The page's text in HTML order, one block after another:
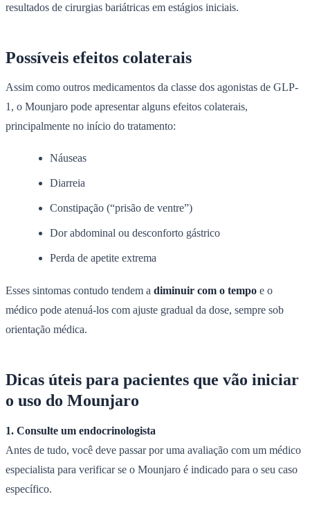
resultados de cirurgias bariátricas em estágios iniciais.
Possíveis efeitos colaterais
Assim como outros medicamentos da classe dos agonistas de GLP-
1, o Mounjaro pode apresentar alguns efeitos colaterais,
principalmente no início do tratamento:
Náuseas
Diarreia
Constipação (“prisão de ventre”)
Dor abdominal ou desconforto gástrico
Perda de apetite extrema
Esses sintomas contudo tendem a diminuir com o tempo e o
médico pode atenuá-los com ajuste gradual da dose, sempre sob
orientação médica.
Dicas úteis para pacientes que vão iniciar
o uso do Mounjaro
1. Consulte um endocrinologista
Antes de tudo, você deve passar por uma avaliação com um médico
especialista para verificar se o Mounjaro é indicado para o seu caso
específico.